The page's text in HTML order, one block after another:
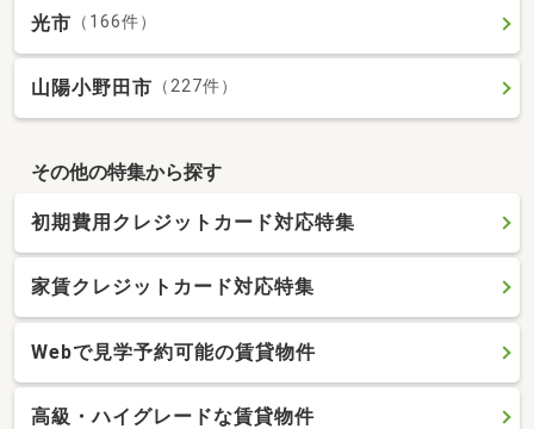
光市 （166件）
山陽小野田市 （227件）
その他の特集から探す
初期費用クレジットカード対応特集
家賃クレジットカード対応特集
Webで見学予約可能の賃貸物件
高級・ハイグレードな賃貸物件